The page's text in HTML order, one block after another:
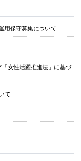
用保守募集について
「女性活躍推進法」に基づ
て